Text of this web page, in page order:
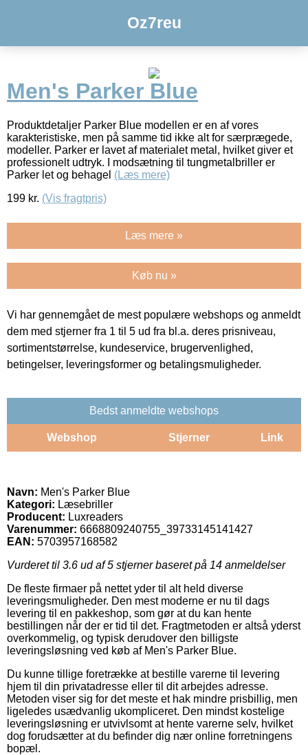
Oz7reu
Men's Parker Blue
Produktdetaljer Parker Blue modellen er en af vores
karakteristiske, men på samme tid ikke alt for særprægede,
modeller. Parker er lavet af materialet metal, hvilket giver et
professionelt udtryk. I modsætning til tungmetalbriller er
Parker let og behagel (Læs mere)
199 kr. (Vis fragtpris)
Læs mere »
Køb nu »
Vi har gennemgået de mest populære webshops og anmeldt
dem med stjerner fra 1 til 5 ud fra bl.a. deres prisniveau,
sortimentstørrelse, kundeservice, brugervenlighed,
betingelser, leveringsformer og betalingsmuligheder.
Bedst anmeldte webshops
Webshop Stjerner Link
Navn: Men's Parker Blue
Kategori: Læsebriller
Producent: Luxreaders
Varenummer: 6668809240755_39733145141427
EAN: 5703957168582
Vurderet til 3.6 ud af 5 stjerner baseret på 14 anmeldelser
De fleste firmaer på nettet yder til alt held diverse
leveringsmuligheder. Den mest moderne er nu til dags
levering til en pakkeshop, som gør at du kan hente
bestillingen når der er tid til det. Fragtmetoden er altså yderst
overkommelig, og typisk derudover den billigste
leveringsløsning ved køb af Men's Parker Blue.
Du kunne tillige foretrække at bestille varerne til levering
hjem til din privatadresse eller til dit arbejdes adresse.
Metoden viser sig for det meste et hak mindre prisbillig, men
ligeledes usædvanlig ukompliceret. Den mindst kostelige
leveringsløsning er utvivlsomt at hente varerne selv, hvilket
dog forudsætter at du befinder dig nær online forretningens
bopæl.